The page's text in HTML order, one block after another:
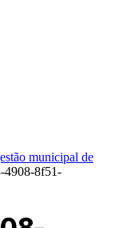
municipal de
4908-8f51-